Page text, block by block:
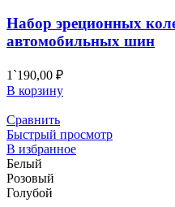
Набор эреционных
автомобильных шин
1`190,00 ₽
В корзину
Сравнить
Быстрый просмотр
В избранное
Белый
Розовый
Голубой